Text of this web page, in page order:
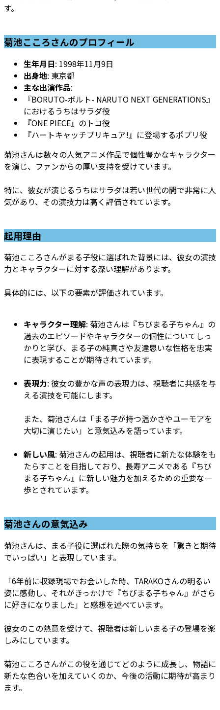
す。
菊池こころさんのプロフィール
生年月日: 1998年11月9日
出身地: 東京都
主な出演作品:
『BORUTO-ボルト- NARUTO NEXT GENERATIONS』
におけるうちはサラダ役
『ONE PIECE』のトコ役
『ハートキャッチプリキュア!』に登場するポプリ役
菊池さんは数々の人気アニメ作品で個性豊かなキャラクター
を演じ、ファンからの厚い支持を受けています。
特に、彼女が演じるうちはサラダは若い世代の間で非常に人
気があり、その演技力は高く評価されています。
起用理由
菊池こころさんがまる子役に選ばれた背景には、彼女の演技
力とキャラクターに対する深い理解があります。
具体的には、以下の要素が評価されています。
キャラクター理解: 菊池さんは『ちびまる子ちゃん』の
過去のエピソードやキャラクターの個性についてしっ
かりと学び、まる子の純真さや友達思いな性格を忠実
に表現することが期待されています。
表現力: 彼女の豊かな声の表現力は、視聴者に共感を与
える演技を可能にします。
また、菊池さんは「まる子が持つ温かさやユーモアを
大切に演じたい」と意気込みを語っています。
新しい風: 菊池さんの起用は、視聴者に新たな体験をも
たらすことを目指しており、長寿アニメである『ちび
まる子ちゃん』に新しい魅力を加えるための重要な一
歩とされています。
菊池さんの意気込み
菊池さんは、まる子役に選ばれた際の気持ちを「驚きと期待
でいっぱい」と表現しています。
「6年前に収録現場でお会いした時、TARAKOさんの明るい
姿に感動し、それがきっかけで『ちびまる子ちゃん』がさら
に好きになりました」と感想を述べています。
彼女のこの熱意を受けて、視聴者は新しいまる子の登場を楽
しみにしています。
菊池こころさんがこの役を通じてどのように成長し、物語に
新たな色合いを加えていくのか、今後の活動に期待が高まり
ます。